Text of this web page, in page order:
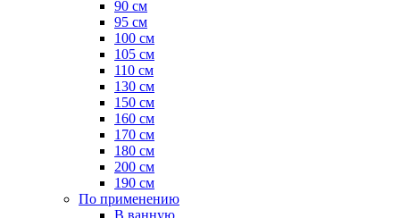
90 см
95 см
100 см
105 см
110 см
130 см
150 см
160 см
170 см
180 см
200 см
190 см
По применению
В ванную